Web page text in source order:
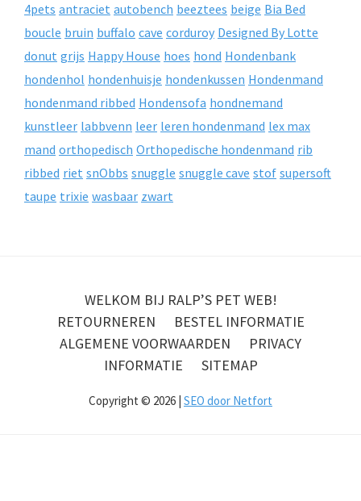
4pets antraciet autobench beeztees beige Bia Bed
boucle bruin buffalo cave corduroy Designed By Lotte
donut grijs Happy House hoes hond Hondenbank
hondenhol hondenhuisje hondenkussen Hondenmand
hondenmand ribbed Hondensofa hondnemand
kunstleer labbvenn leer leren hondenmand lex max
mand orthopedisch Orthopedische hondenmand rib
ribbed riet snObbs snuggle snuggle cave stof supersoft
taupe trixie wasbaar zwart
WELKOM BIJ RALP’S PET WEB!
RETOURNEREN
BESTEL INFORMATIE
ALGEMENE VOORWAARDEN
PRIVACY
INFORMATIE
SITEMAP
Copyright © 2026 | SEO door Netfort